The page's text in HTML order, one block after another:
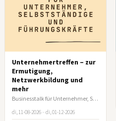
Unternehmertreffen – zur
Ermutigung,
Netzwerkbildung und
mehr
Businesstalk für Unternehmer, Selbstständige und leitende Führungskräfte
di, 11-08-2026 –di, 01-12-2026